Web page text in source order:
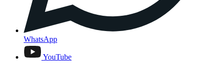
WhatsApp
YouTube